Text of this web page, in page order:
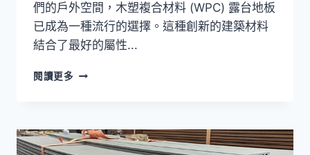
們的戶外空間，木塑複合材料 (WPC) 露台地板
已成為一種流行的選擇。這種創新的建築材料
結合了最好的屬性...
閱讀更多 木
地
板：